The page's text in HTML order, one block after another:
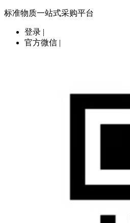
标准物质一站式采购平台
登录 |
官方微信 |